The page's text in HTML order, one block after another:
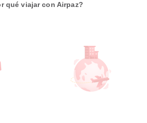
qué viajar con Airpaz?